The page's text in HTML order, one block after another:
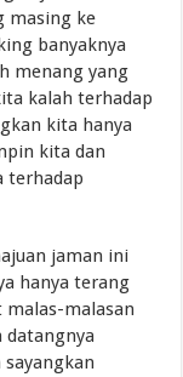
masing ke
banyaknya
menang yang
kalah terhadap
kita hanya
kita dan
terhadap
jaman ini
hanya terang
malasan